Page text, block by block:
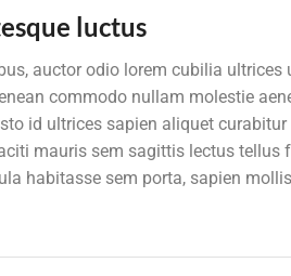
luctus
auctor odio lorem cubilia ultrices
commodo nullam molestie
id ultrices sapien aliquet
mauris sem sagittis lectus tellus
habitasse sem porta, sapien mollis